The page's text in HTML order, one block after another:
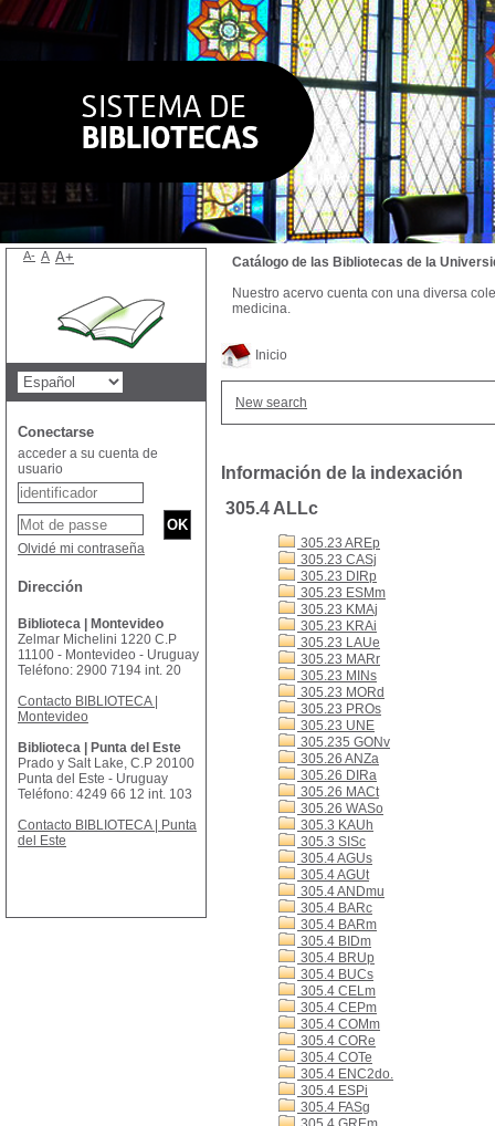
Inicio
New search
Información de la indexación
305.4 ALLc
305.23 AREp
305.23 CASj
305.23 DIRp
305.23 ESMm
305.23 KMAj
305.23 KRAi
305.23 LAUe
305.23 MARr
305.23 MINs
305.23 MORd
305.23 PROs
305.23 UNE
305.235 GONv
305.26 ANZa
305.26 DIRa
305.26 MACt
305.26 WASo
305.3 KAUh
305.3 SISc
305.4 AGUs
305.4 AGUt
305.4 ANDmu
305.4 BARc
305.4 BARm
305.4 BIDm
305.4 BRUp
305.4 BUCs
305.4 CELm
305.4 CEPm
305.4 COMm
305.4 CORe
305.4 COTe
305.4 ENC2do.
305.4 ESPi
305.4 FASg
Catálogo de las Bibliotecas de la
Nuestro acervo cuenta con una diversa
medicina.
A- A A+
Conectarse
acceder a su cuenta de
usuario
Olvidé mi contraseña
Dirección
Biblioteca | Montevideo
Zelmar Michelini 1220 C.P
11100 - Montevideo - Uruguay
Teléfono: 2900 7194 int. 20
Contacto BIBLIOTECA |
Montevideo
Biblioteca | Punta del Este
Prado y Salt Lake, C.P 20100
Punta del Este - Uruguay
Teléfono: 4249 66 12 int. 103
Contacto BIBLIOTECA | Punta
del Este